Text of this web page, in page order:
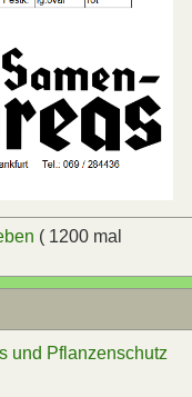
( 1200 mal
und Pflanzenschutz